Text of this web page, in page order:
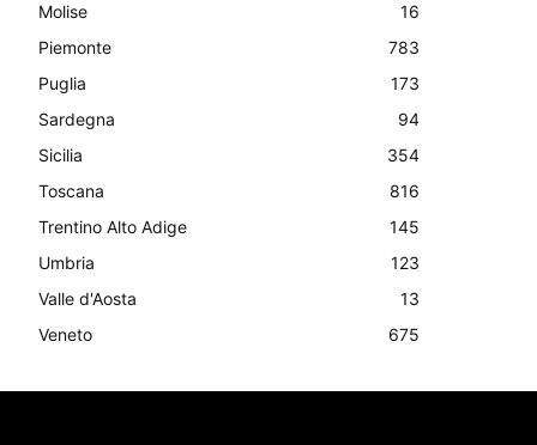
Molise
16
Piemonte
783
Puglia
173
Sardegna
94
Sicilia
354
Toscana
816
Trentino Alto Adige
145
Umbria
123
Valle d'Aosta
13
Veneto
675